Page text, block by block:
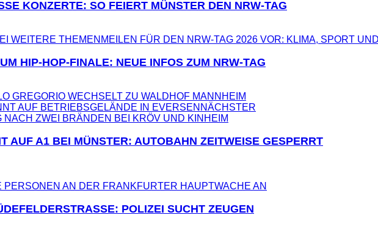
KONZERTE: SO FEIERT MÜNSTER DEN NRW-TAG
HIP-HOP-FINALE: NEUE INFOS ZUM NRW-TAG
GREGORIO WECHSELT ZU WALDHOF MANNHEIM
AUF BETRIEBSGELÄNDE IN EVERSEN NÄCHSTER
AUF A1 BEI MÜNSTER: AUTOBAHN ZEITWEISE GESPERRT
POLIZEI SUCHT ZEUGEN